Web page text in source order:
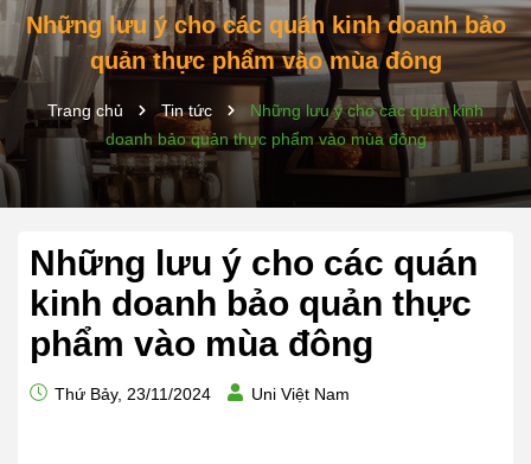
Những lưu ý cho các quán kinh doanh bảo
quản thực phẩm vào mùa đông
Trang chủ Tin tức
Những lưu ý cho các quán kinh
doanh bảo quản thực phẩm vào mùa đông
Những lưu ý cho các quán
kinh doanh bảo quản thực
phẩm vào mùa đông
Thứ Bảy, 23/11/2024 Uni Việt Nam